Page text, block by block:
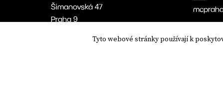
Šimanovská 47
Praha 9
Tyto webové stránky používají k